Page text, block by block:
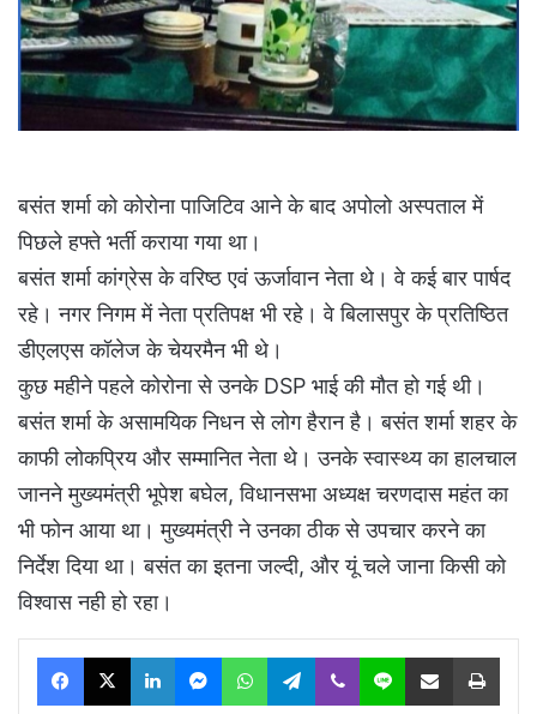
बसंत शर्मा को कोरोना पाजिटिव आने के बाद अपोलो अस्पताल में
पिछले हफ्ते भर्ती कराया गया था।
बसंत शर्मा कांग्रेस के वरिष्ठ एवं ऊर्जावान नेता थे। वे कई बार पार्षद
रहे। नगर निगम में नेता प्रतिपक्ष भी रहे। वे बिलासपुर के प्रतिष्ठित
डीएलएस कॉलेज के चेयरमैन भी थे।
कुछ महीने पहले कोरोना से उनके DSP भाई की मौत हो गई थी।
बसंत शर्मा के असामयिक निधन से लोग हैरान है। बसंत शर्मा शहर के
काफी लोकप्रिय और सम्मानित नेता थे। उनके स्वास्थ्य का हालचाल
जानने मुख्यमंत्री भूपेश बघेल, विधानसभा अध्यक्ष चरणदास महंत का
भी फोन आया था। मुख्यमंत्री ने उनका ठीक से उपचार करने का
निर्देश दिया था। बसंत का इतना जल्दी, और यूं चले जाना किसी को
विश्वास नही हो रहा।
Facebook
X LinkedInMessengerWhatsAppTelegram
Viber Line Share via Email Print